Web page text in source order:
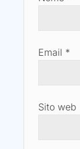
Email *
Sito web